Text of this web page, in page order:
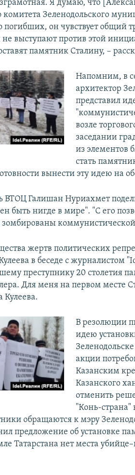
Я думаю, что
комитета Зеленодольского
он чувствует общий
не выступают против этой
памятник Сталину, –
Напомним, в
архитектор
представил
возле
заседании
из элементов
стать
вынести эту идею на
ВТОЦ Галишан Нуриахмет
быть нигде в мире". "С его
коммунистической
жертв политических
в беседе с журналистом
преступнику 20 столетия
Для меня на первом месте
Кулеева.
В резолюции
идею
акции
Казанским
Казанского
отменить
"Конь-страна"
обращаются к мэру
предложение об установке
Татарстана нет места